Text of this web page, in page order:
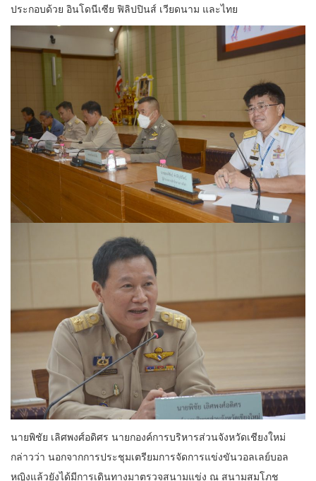
ประกอบด้วย อินโดนีเซีย ฟิลิปปินส์ เวียดนาม และไทย
นายพิชัย เลิศพงศ์อดิศร นายกองค์การบริหารส่วนจังหวัดเชียงใหม่
กล่าวว่า นอกจากการประชุมเตรียมการจัดการแข่งขันวอลเลย์บอล
หญิงแล้วยังได้มีการเดินทางมาตรวจสนามแข่ง ณ สนามสมโภช